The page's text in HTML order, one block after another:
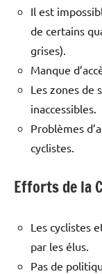
Il est
de certains
grises).
Manque
Les zones de
inaccessibles.
Problèmes
cyclistes.
Efforts de la
Les cyclistes
par les élus.
Pas de